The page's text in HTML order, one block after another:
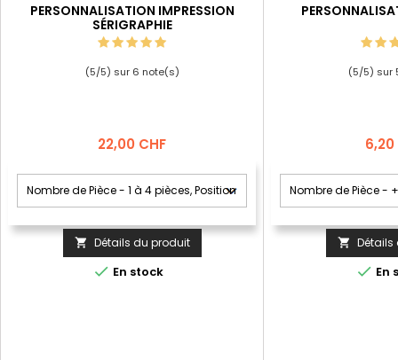
PERSONNALISATION IMPRESSION
SÉRIGRAPHIE
(5/5) sur 6 note(s)
Prix
22,00 CHF
 Détails du produit
 En stock
(5/5) sur
Prix
6,20
 Détails
 En